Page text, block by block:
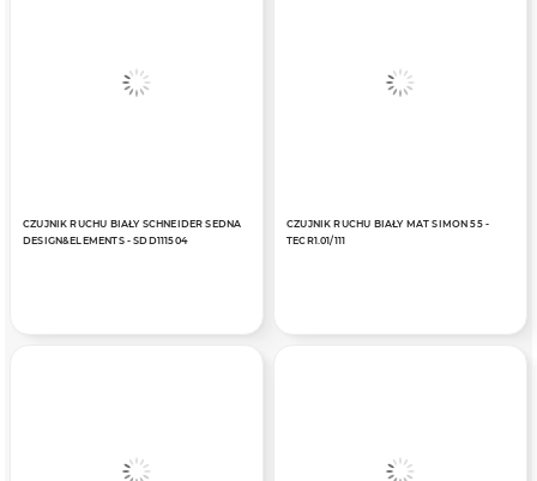
CZUJNIK RUCHU BIAŁY SCHNEIDER SEDNA
DESIGN&ELEMENTS - SDD111504
CZUJNIK RUCHU BIAŁY MAT SIMON 55 -
TECR1.01/111